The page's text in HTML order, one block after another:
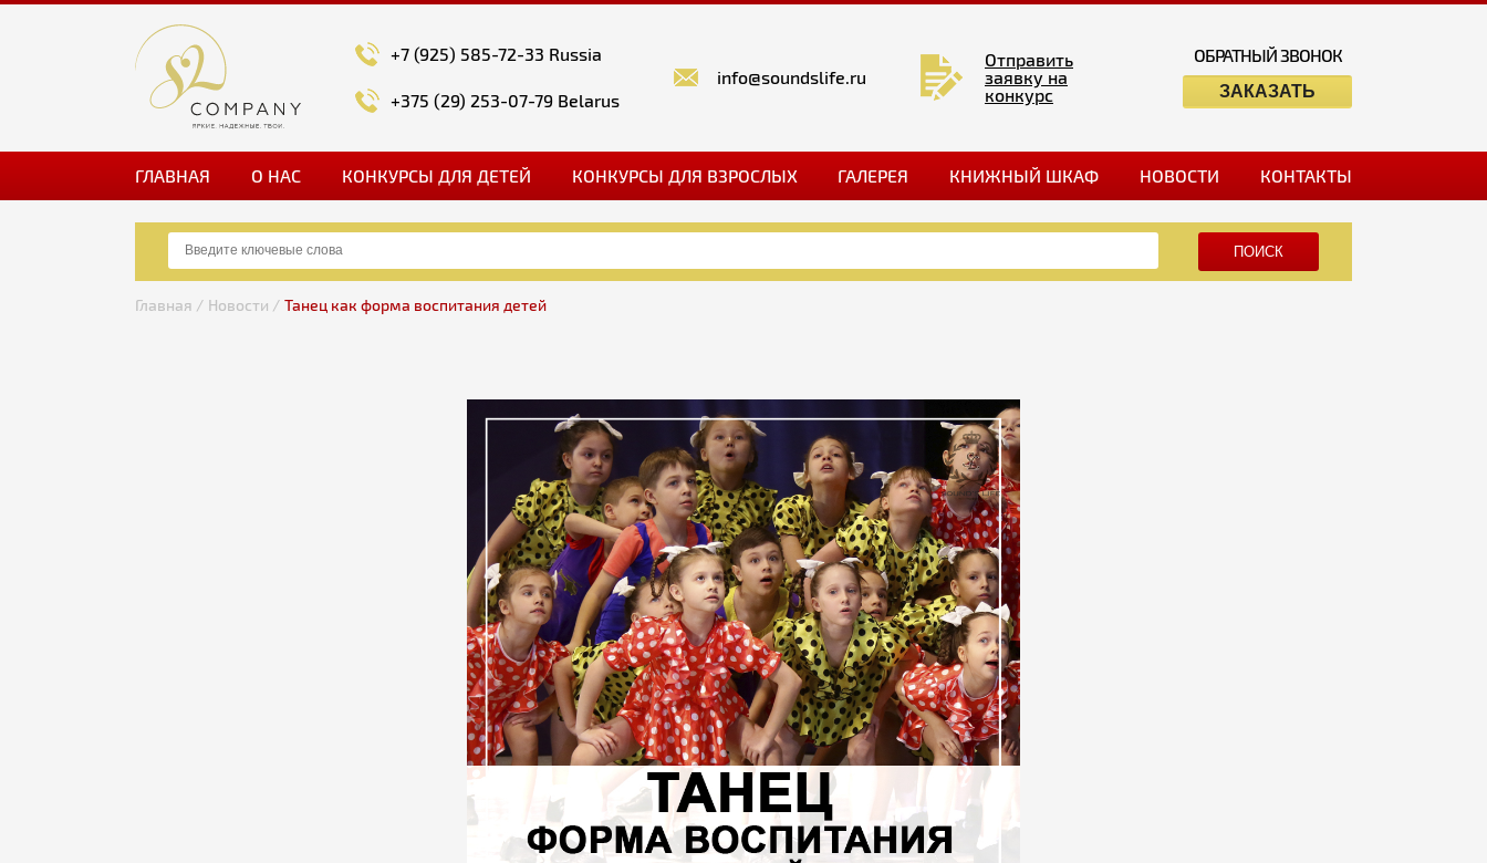
+7 (925) 585-72-33 Russia
+375 (29) 253-07-79 Belarus
info@soundslife.ru
Отправить
заявку на
конкурс
ОБРАТНЫЙ ЗВОНОК
ЗАКАЗАТЬ
ГЛАВНАЯ О НАС КОНКУРСЫ ДЛЯ ДЕТЕЙ КОНКУРСЫ ДЛЯ ВЗРОСЛЫХ ГАЛЕРЕЯ КНИЖНЫЙ ШКАФ НОВОСТИ КОНТАКТЫ
ПОИСК
Главная / Новости / Танец как форма воспитания детей